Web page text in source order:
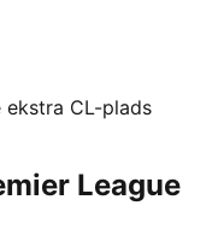
ekstra CL-plads
League